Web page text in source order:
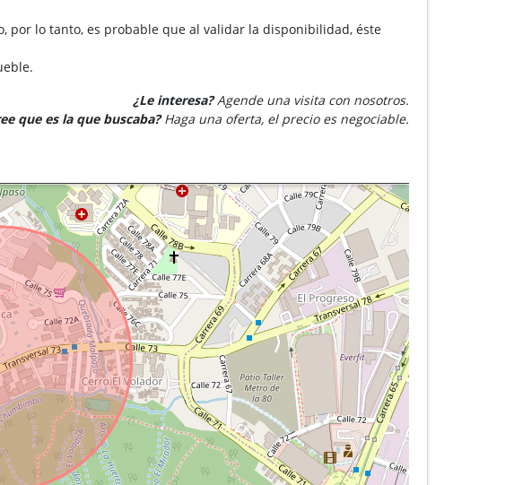
lo tanto, es probable que al validar la disponibilidad, éste
¿Le interesa?Agende una visita con nosotros.
que es la que buscaba?Haga una oferta, el precio es negociable.